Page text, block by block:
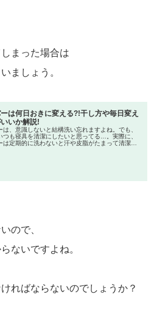
まった場合は
ましょう。
は何日おきに変える?!干し方や毎日変え
いか解説!
は、意識しないと結構洗い忘れますよね。でも、
つも寝具を清潔にしたいと思ってる…。実際に、
は定期的に洗わないと汗や皮脂がたまって清潔に
ので、
ないですよね。
ればならないのでしょうか？